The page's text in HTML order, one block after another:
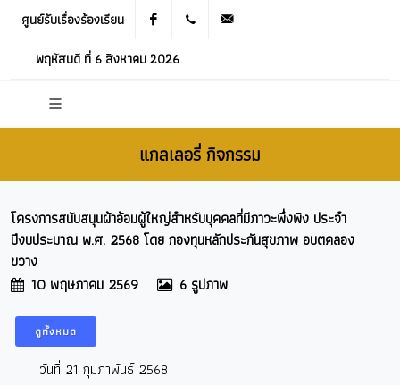
ศูนย์รับเรื่องร้องเรียน Facebook 021905536
พฤหัสบดี ที่ 6 สิงหาคม 2026
แกลเลอรี่ กิจกรรม
โครงการสนับสนุนผ้าอ้อมผู้ใหญ่สำหรับบุคคลที่มีภาวะพึ่งพิง ประจำ
ปีงบประมาณ พ.ศ. 2568 โดย กองทุนหลักประกันสุขภาพ อบตคลอง
ขวาง
10 พฤษภาคม 2569
6 รูปภาพ
ดูทั้งหมด
วันที่ 21 กุมภาพันธ์ 2568